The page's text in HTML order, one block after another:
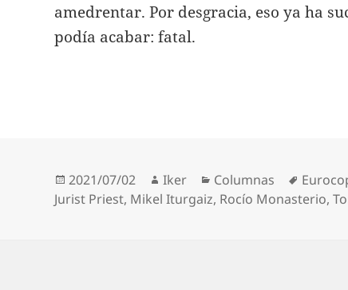
amedrentar. Por desgracia, eso ya ha
podía acabar: fatal.
Publicado
el
2021/07/02 Autor
Iker Categorías
Columnas
Jurist Priest, Mikel Iturgaiz, Rocío Monasterio,